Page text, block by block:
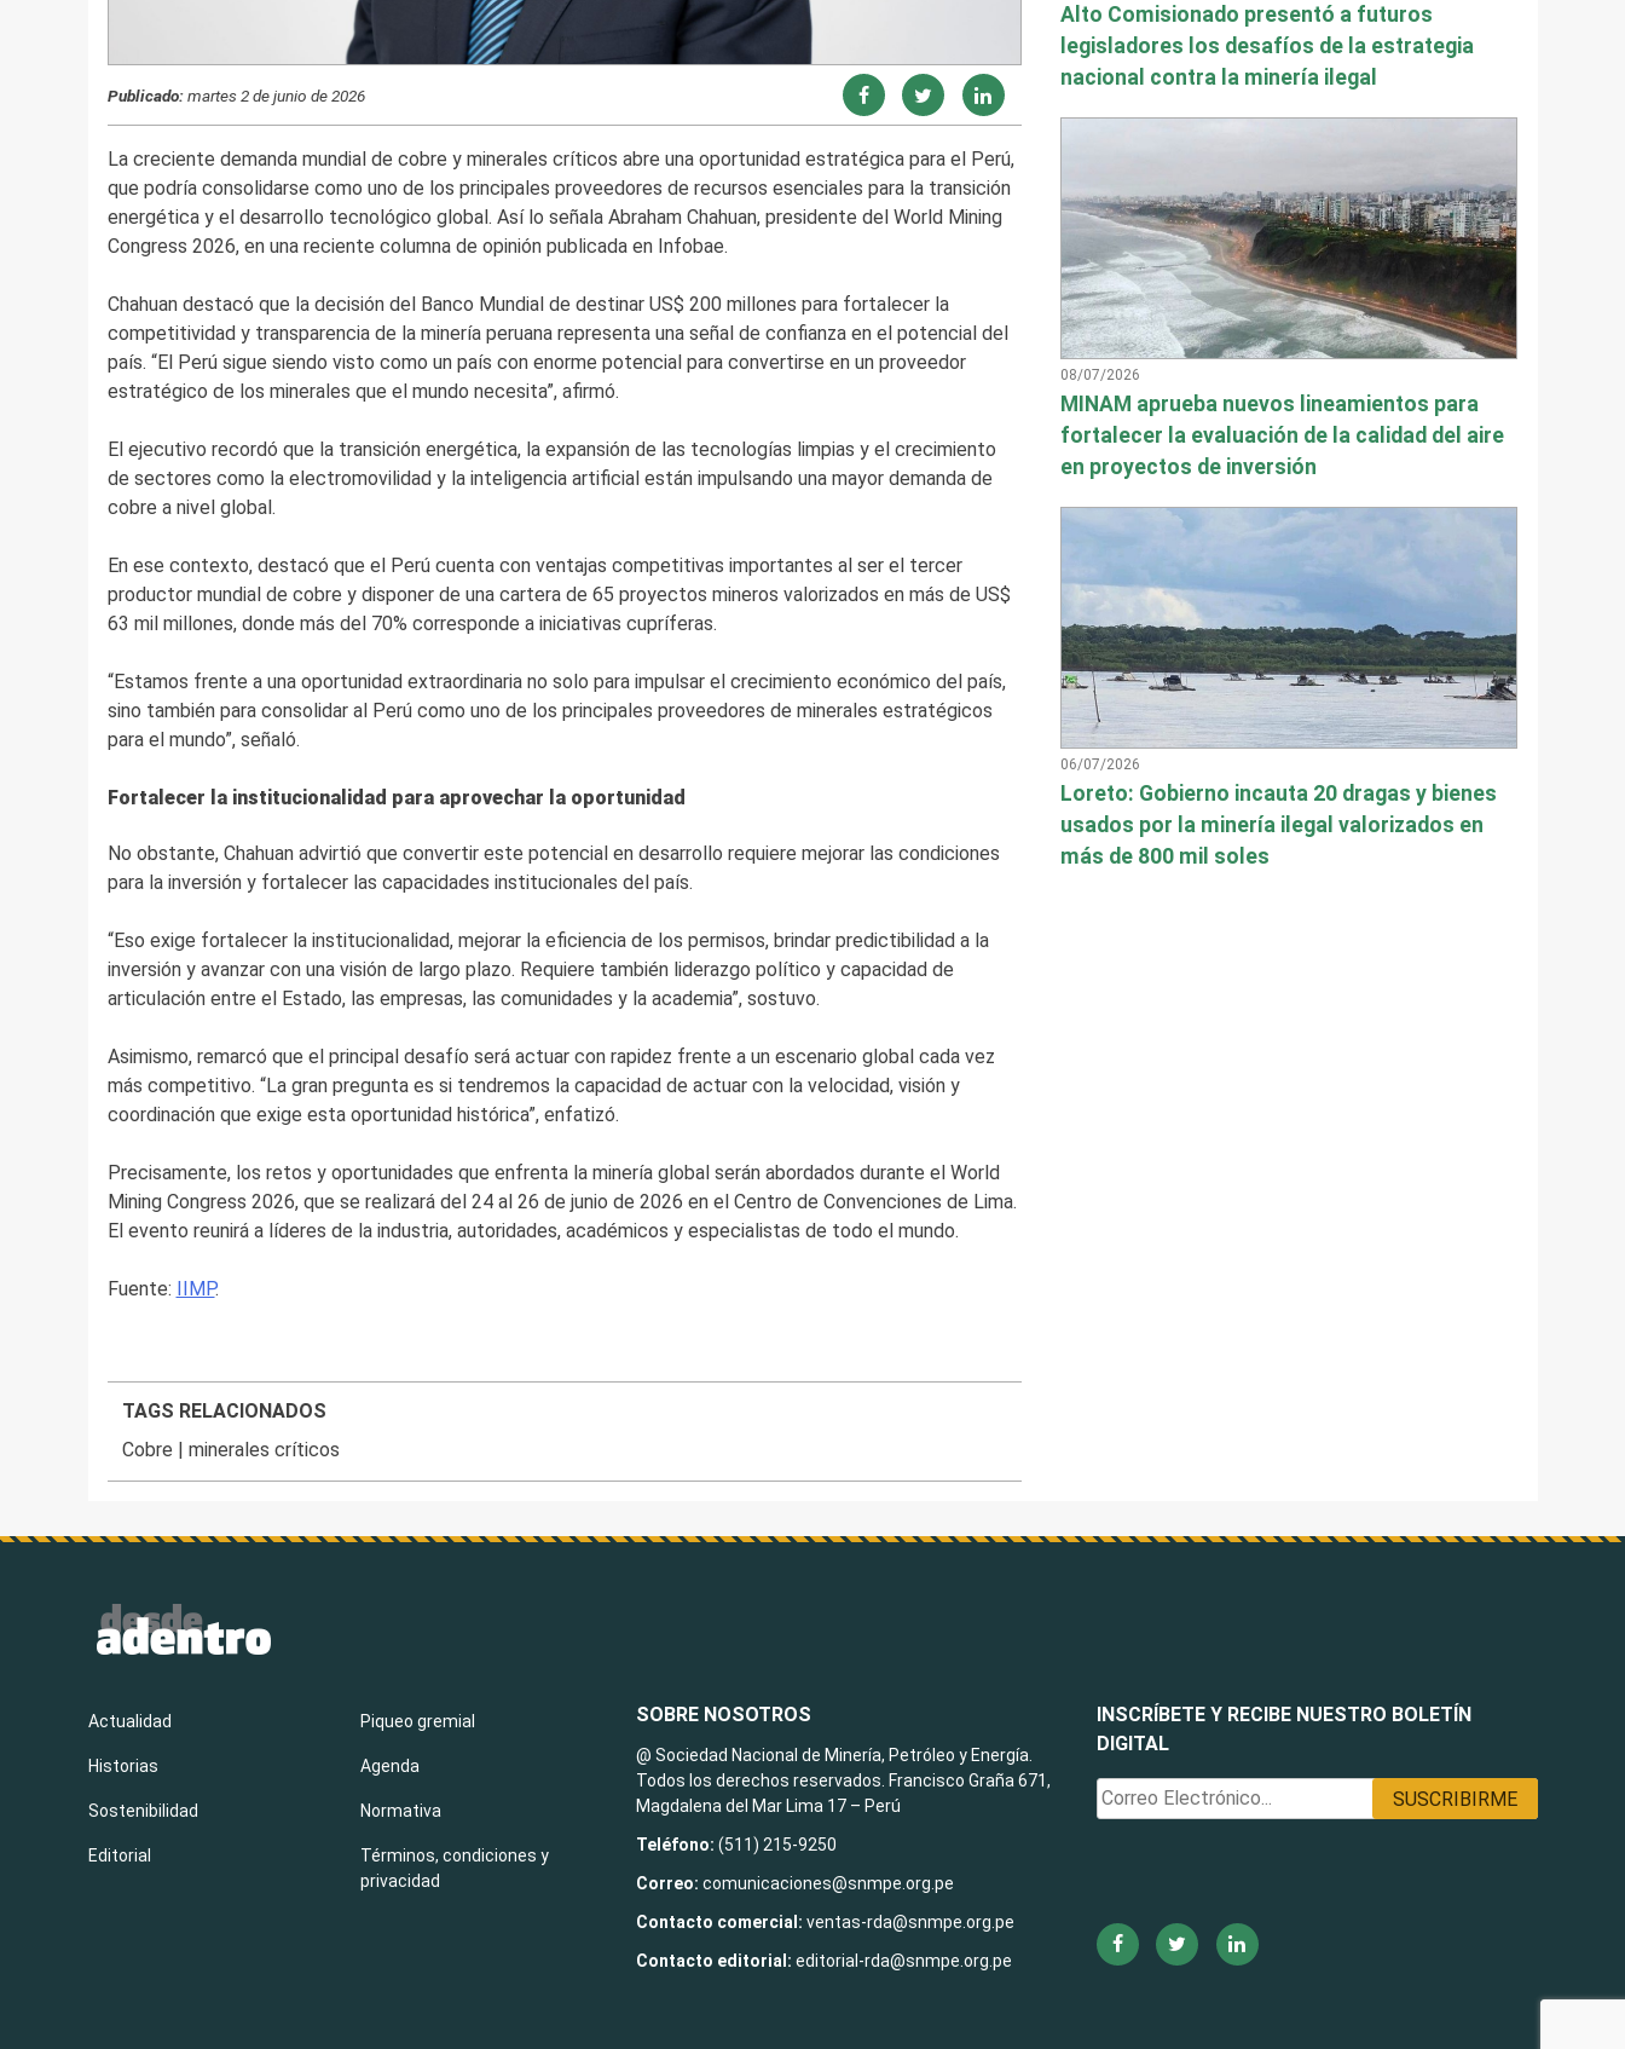
Publicado:martes 2 de junio de 2026
La creciente demanda mundial de cobre y minerales críticos abre una oportunidad estratégica para el Perú,
que podría consolidarse como uno de los principales proveedores de recursos esenciales para la transición
energética y el desarrollo tecnológico global. Así lo señala Abraham Chahuan, presidente del World Mining
Congress 2026, en una reciente columna de opinión publicada en Infobae.
Chahuan destacó que la decisión del Banco Mundial de destinar US$ 200 millones para fortalecer la
competitividad y transparencia de la minería peruana representa una señal de confianza en el potencial del
país. “El Perú sigue siendo visto como un país con enorme potencial para convertirse en un proveedor
estratégico de los minerales que el mundo necesita”, afirmó.
El ejecutivo recordó que la transición energética, la expansión de las tecnologías limpias y el crecimiento
de sectores como la electromovilidad y la inteligencia artificial están impulsando una mayor demanda de
cobre a nivel global.
En ese contexto, destacó que el Perú cuenta con ventajas competitivas importantes al ser el tercer
productor mundial de cobre y disponer de una cartera de 65 proyectos mineros valorizados en más de US$
63 mil millones, donde más del 70% corresponde a iniciativas cupríferas.
“Estamos frente a una oportunidad extraordinaria no solo para impulsar el crecimiento económico del país,
sino también para consolidar al Perú como uno de los principales proveedores de minerales estratégicos
para el mundo”, señaló.
Fortalecer la institucionalidad para aprovechar la oportunidad
No obstante, Chahuan advirtió que convertir este potencial en desarrollo requiere mejorar las condiciones
para la inversión y fortalecer las capacidades institucionales del país.
“Eso exige fortalecer la institucionalidad, mejorar la eficiencia de los permisos, brindar predictibilidad a la
inversión y avanzar con una visión de largo plazo. Requiere también liderazgo político y capacidad de
articulación entre el Estado, las empresas, las comunidades y la academia”, sostuvo.
Asimismo, remarcó que el principal desafío será actuar con rapidez frente a un escenario global cada vez
más competitivo. “La gran pregunta es si tendremos la capacidad de actuar con la velocidad, visión y
coordinación que exige esta oportunidad histórica”, enfatizó.
Precisamente, los retos y oportunidades que enfrenta la minería global serán abordados durante el World
Mining Congress 2026, que se realizará del 24 al 26 de junio de 2026 en el Centro de Convenciones de Lima.
El evento reunirá a líderes de la industria, autoridades, académicos y especialistas de todo el mundo.
Fuente: IIMP.
TAGS RELACIONADOS
Cobre |minerales críticos
Alto Comisionado presentó a futuros
legisladores los desafíos de la estrategia
nacional contra la minería ilegal
08/07/2026
MINAM aprueba nuevos lineamientos para
fortalecer la evaluación de la calidad del aire
en proyectos de inversión
06/07/2026
Loreto: Gobierno incauta 20 dragas y bienes
usados por la minería ilegal valorizados en
más de 800 mil soles
INSCRÍBETE Y RECIBE NUESTRO BOLETÍN
DIGITAL
Actualidad
Historias
Sostenibilidad
Editorial
Piqueo gremial
Agenda
Normativa
Términos, condiciones y
privacidad
SOBRE NOSOTROS
@ Sociedad Nacional de Minería, Petróleo y Energía.
Todos los derechos reservados. Francisco Graña 671,
Magdalena del Mar Lima 17 – Perú
Teléfono: (511) 215-9250
Correo:comunicaciones@snmpe.org.pe
Contacto comercial: ventas-rda@snmpe.org.pe
Contacto editorial: editorial-rda@snmpe.org.pe